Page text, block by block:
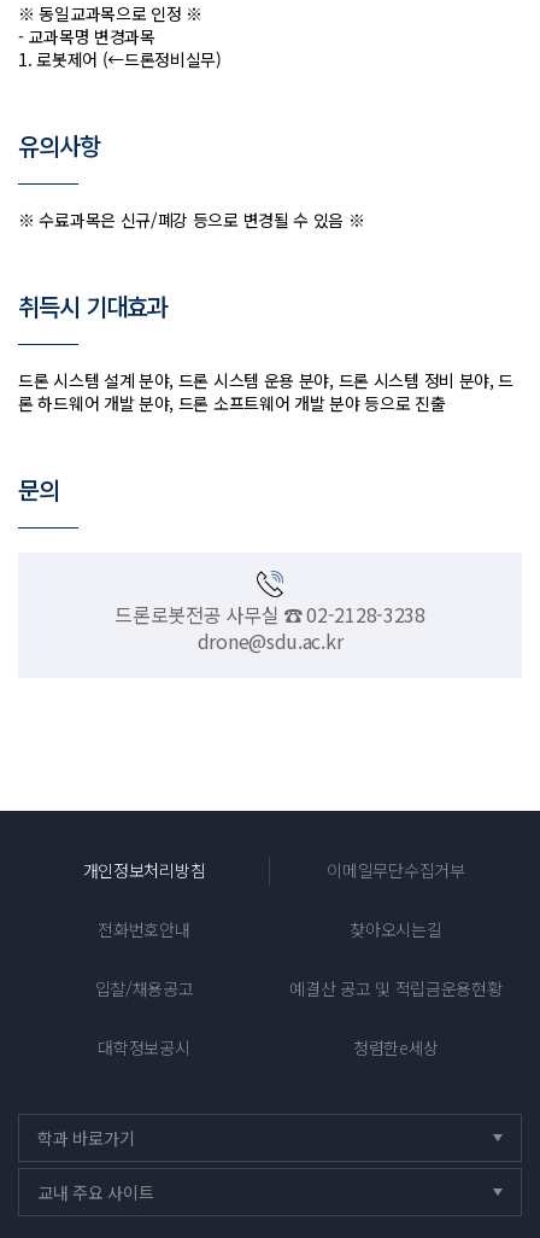
※ 동일교과목으로 인정 ※
- 교과목명 변경과목
1. 로봇제어 (←드론정비실무)
유의사항
※ 수료과목은 신규/폐강 등으로 변경될 수 있음 ※
취득시 기대효과
드론 시스템 설계 분야, 드론 시스템 운용 분야, 드론 시스템 정비 분야, 드
론 하드웨어 개발 분야, 드론 소프트웨어 개발 분야 등으로 진출
문의
드론로봇전공 사무실 ☎ 02-2128-3238
drone@sdu.ac.kr
개인정보처리방침 이메일무단수집거부
전화번호안내 찾아오시는길
입찰/채용공고 예결산 공고 및 적립금운용현황
대학정보공시 청렴한e세상
학과 바로가기
닫힘
교내 주요 사이트
닫힘